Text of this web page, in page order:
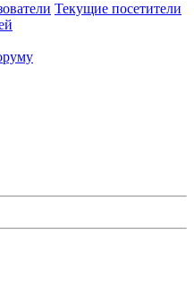
Текущие посетители